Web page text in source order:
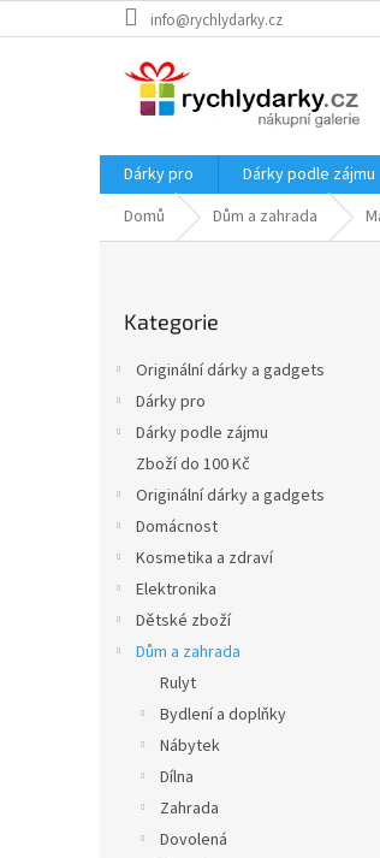
na
info@rychlydarky.cz
Dárky pro Dárky podle zájmu
Domů
Dům a zahrada
kategorie
Kategorie
Originální dárky a gadgets
Dárky pro
Dárky podle zájmu
Zboží do 100 Kč
Originální dárky a gadgets
Domácnost
Kosmetika a zdraví
Elektronika
Dětské zboží
Dům a zahrada
Rulyt
Bydlení a doplňky
Nábytek
Dílna
Zahrada
Dovolená